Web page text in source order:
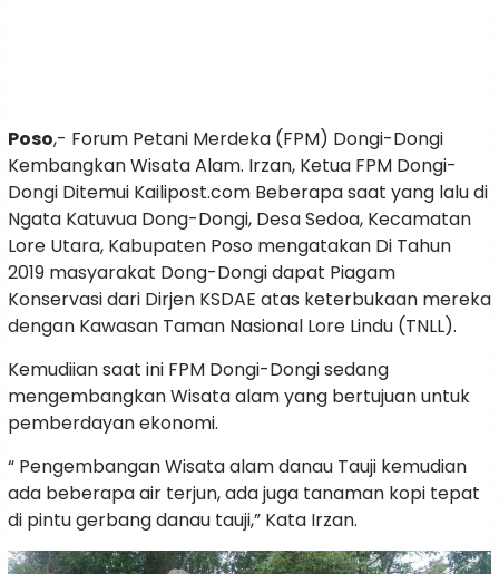
Poso,- Forum Petani Merdeka (FPM) Dongi-Dongi
Kembangkan Wisata Alam. Irzan, Ketua FPM Dongi-
Dongi Ditemui Kailipost.com Beberapa saat yang lalu di
Ngata Katuvua Dong-Dongi, Desa Sedoa, Kecamatan
Lore Utara, Kabupaten Poso mengatakan Di Tahun
2019 masyarakat Dong-Dongi dapat Piagam
Konservasi dari Dirjen KSDAE atas keterbukaan mereka
dengan Kawasan Taman Nasional Lore Lindu (TNLL).
Kemudiian saat ini FPM Dongi-Dongi sedang
mengembangkan Wisata alam yang bertujuan untuk
pemberdayan ekonomi.
“ Pengembangan Wisata alam danau Tauji kemudian
ada beberapa air terjun, ada juga tanaman kopi tepat
di pintu gerbang danau tauji,” Kata Irzan.